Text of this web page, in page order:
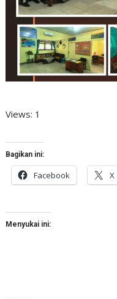
Views: 1
Bagikan ini:
Facebook X
Menyukai ini: